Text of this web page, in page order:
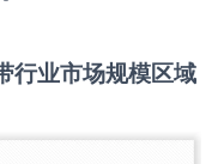
行业市场规模区域